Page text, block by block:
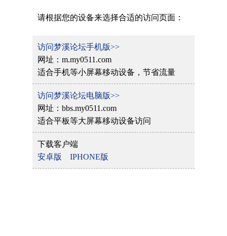
请根据您的设备来选择合适的访问页面：
访问梦溪论坛手机版>>
网址：m.my0511.com
适合手机等小屏幕移动设备，节省流量
访问梦溪论坛电脑版>>
网址：bbs.my0511.com
适合平板等大屏幕移动设备访问
下载客户端
安卓版
IPHONE版